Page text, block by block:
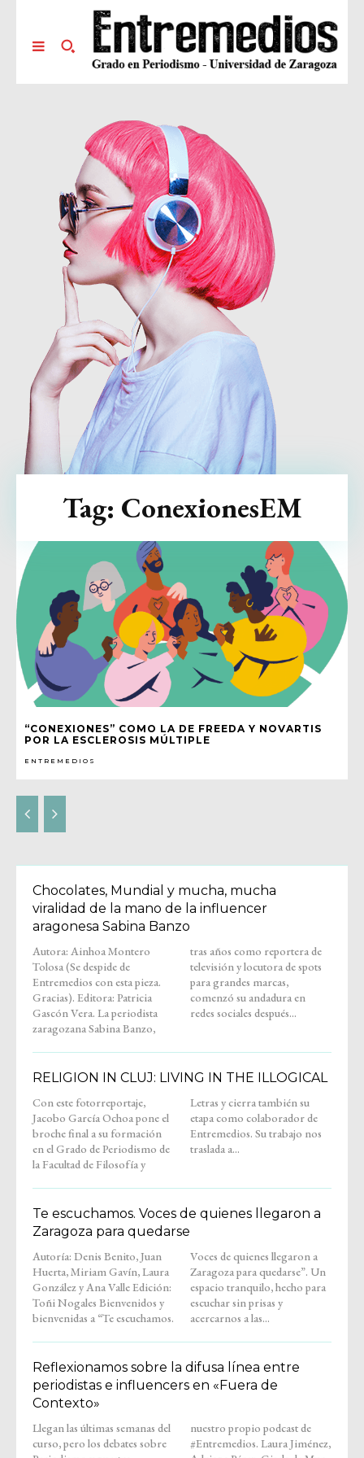
“CONEXIONES” COMO LA DE FREEDA Y NOVARTIS
POR LA ESCLEROSIS MÚLTIPLE
ENTREMEDIOS
Tag: ConexionesEM
Chocolates, Mundial y mucha, mucha
viralidad de la mano de la influencer
aragonesa Sabina Banzo
Autora: Ainhoa Montero
Tolosa (Se despide de
Entremedios con esta pieza.
Gracias). Editora: Patricia
Gascón Vera. La periodista
zaragozana Sabina Banzo,
tras años como reportera de
televisión y locutora de spots
para grandes marcas,
comenzó su andadura en
redes sociales después...
RELIGION IN CLUJ: LIVING IN THE ILLOGICAL
Con este fotorreportaje,
Jacobo García Ochoa pone el
broche final a su formación
en el Grado de Periodismo de
la Facultad de Filosofía y
Letras y cierra también su
etapa como colaborador de
Entremedios. Su trabajo nos
traslada a...
Te escuchamos. Voces de quienes llegaron a
Zaragoza para quedarse
Autoría: Denis Benito, Juan
Huerta, Miriam Gavín, Laura
González y Ana Valle Edición:
Toñi Nogales Bienvenidos y
bienvenidas a “Te escuchamos.
Voces de quienes llegaron a
Zaragoza para quedarse”. Un
espacio tranquilo, hecho para
escuchar sin prisas y
acercarnos a las...
Reflexionamos sobre la difusa línea entre
periodistas e influencers en «Fuera de
Contexto»
Llegan las últimas semanas del
curso, pero los debates sobre
nuestro propio podcast de
#Entremedios. Laura Jiménez,